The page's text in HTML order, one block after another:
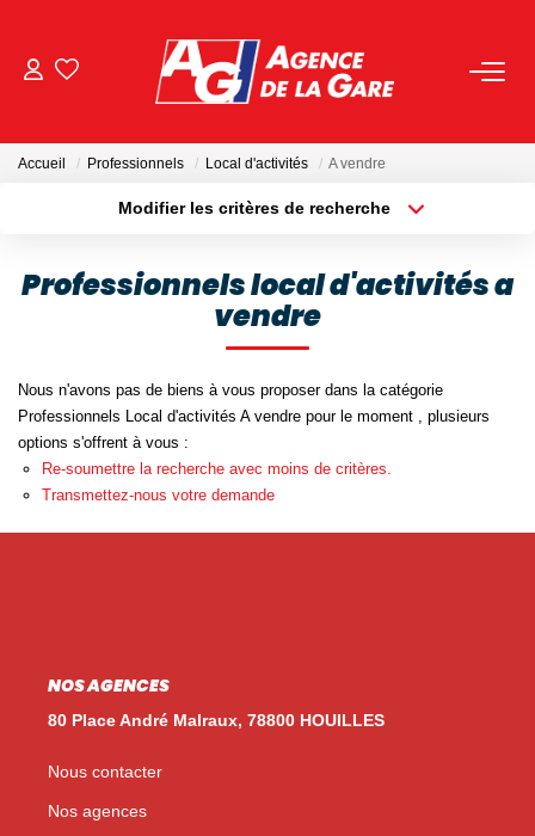
NOS AGENCES
Toutes Les Agences
Nous Rejoindre
EN ES
Accueil Professionnels Local d'activités A vendre
Modifier les critères de recherche
Budget max
Professionnels local d'activités a
vendre
Nous n'avons pas de biens à vous proposer dans la catégorie
Professionnels Local d'activités A vendre pour le moment , plusieurs
options s'offrent à vous :
Re-soumettre la recherche avec moins de critères.
Transmettez-nous votre demande
NOS AGENCES
80 Place André Malraux, 78800 HOUILLES
Nous contacter
Nos agences